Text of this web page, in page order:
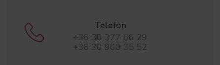
Telefon
+36 30 377 86 29
+36 30 900 35 52